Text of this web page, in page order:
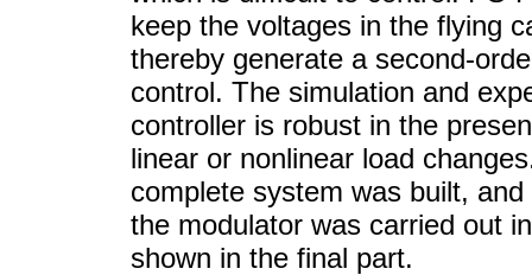
keep the voltages in the flying
thereby generate a second-
control. The simulation and
controller is robust in the
linear or nonlinear load
complete system was built,
the modulator was carried out
shown in the final part.